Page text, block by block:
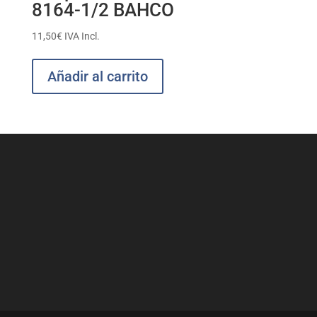
8164-1/2 BAHCO
11,50€ IVA Incl.
Añadir al carrito